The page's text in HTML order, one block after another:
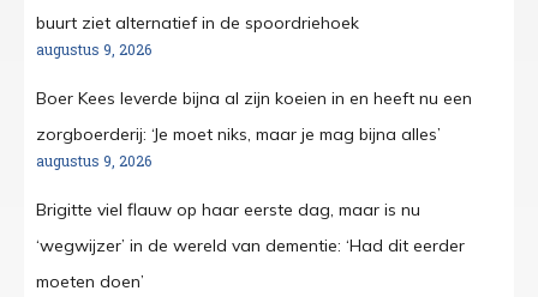
buurt ziet alternatief in de spoordriehoek
augustus 9, 2026
Boer Kees leverde bijna al zijn koeien in en heeft nu een
zorgboerderij: ‘Je moet niks, maar je mag bijna alles’
augustus 9, 2026
Brigitte viel flauw op haar eerste dag, maar is nu
‘wegwijzer’ in de wereld van dementie: ‘Had dit eerder
moeten doen’